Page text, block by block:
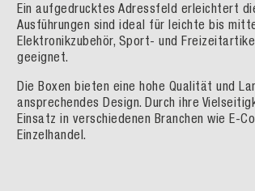
Ein aufgedrucktes Adressfeld erleichtert
Ausführungen sind ideal für leichte bis
Elektronikzubehör, Sport- und
geeignet.
Die Boxen bieten eine hohe Qualität und
ansprechendes Design. Durch ihre
Einsatz in verschiedenen Branchen wie E-
Einzelhandel.